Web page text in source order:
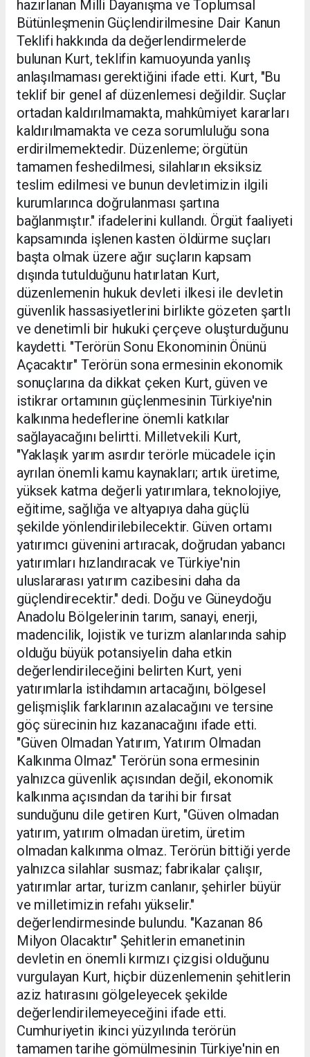
hazırlanan Milli Dayanışma ve Toplumsal
Bütünleşmenin Güçlendirilmesine Dair Kanun
Teklifi hakkında da değerlendirmelerde
bulunan Kurt, teklifin kamuoyunda yanlış
anlaşılmaması gerektiğini ifade etti. Kurt, "Bu
teklif bir genel af düzenlemesi değildir. Suçlar
ortadan kaldırılmamakta, mahkûmiyet kararları
kaldırılmamakta ve ceza sorumluluğu sona
erdirilmemektedir. Düzenleme; örgütün
tamamen feshedilmesi, silahların eksiksiz
teslim edilmesi ve bunun devletimizin ilgili
kurumlarınca doğrulanması şartına
bağlanmıştır." ifadelerini kullandı. Örgüt faaliyeti
kapsamında işlenen kasten öldürme suçları
başta olmak üzere ağır suçların kapsam
dışında tutulduğunu hatırlatan Kurt,
düzenlemenin hukuk devleti ilkesi ile devletin
güvenlik hassasiyetlerini birlikte gözeten şartlı
ve denetimli bir hukuki çerçeve oluşturduğunu
kaydetti. "Terörün Sonu Ekonominin Önünü
Açacaktır" Terörün sona ermesinin ekonomik
sonuçlarına da dikkat çeken Kurt, güven ve
istikrar ortamının güçlenmesinin Türkiye'nin
kalkınma hedeflerine önemli katkılar
sağlayacağını belirtti. Milletvekili Kurt,
"Yaklaşık yarım asırdır terörle mücadele için
ayrılan önemli kamu kaynakları; artık üretime,
yüksek katma değerli yatırımlara, teknolojiye,
eğitime, sağlığa ve altyapıya daha güçlü
şekilde yönlendirilebilecektir. Güven ortamı
yatırımcı güvenini artıracak, doğrudan yabancı
yatırımları hızlandıracak ve Türkiye'nin
uluslararası yatırım cazibesini daha da
güçlendirecektir." dedi. Doğu ve Güneydoğu
Anadolu Bölgelerinin tarım, sanayi, enerji,
madencilik, lojistik ve turizm alanlarında sahip
olduğu büyük potansiyelin daha etkin
değerlendirileceğini belirten Kurt, yeni
yatırımlarla istihdamın artacağını, bölgesel
gelişmişlik farklarının azalacağını ve tersine
göç sürecinin hız kazanacağını ifade etti.
"Güven Olmadan Yatırım, Yatırım Olmadan
Kalkınma Olmaz" Terörün sona ermesinin
yalnızca güvenlik açısından değil, ekonomik
kalkınma açısından da tarihi bir fırsat
sunduğunu dile getiren Kurt, "Güven olmadan
yatırım, yatırım olmadan üretim, üretim
olmadan kalkınma olmaz. Terörün bittiği yerde
yalnızca silahlar susmaz; fabrikalar çalışır,
yatırımlar artar, turizm canlanır, şehirler büyür
ve milletimizin refahı yükselir."
değerlendirmesinde bulundu. "Kazanan 86
Milyon Olacaktır" Şehitlerin emanetinin
devletin en önemli kırmızı çizgisi olduğunu
vurgulayan Kurt, hiçbir düzenlemenin şehitlerin
aziz hatırasını gölgeleyecek şekilde
değerlendirilemeyeceğini ifade etti.
Cumhuriyetin ikinci yüzyılında terörün
tamamen tarihe gömülmesinin Türkiye'nin en